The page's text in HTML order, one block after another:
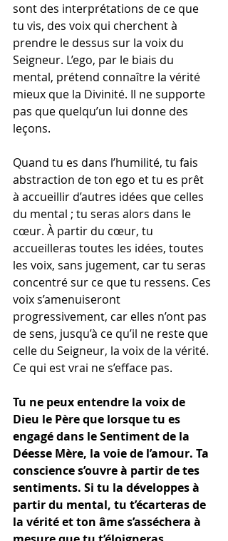
sont des interprétations de ce que
tu vis, des voix qui cherchent à
prendre le dessus sur la voix du
Seigneur. L’ego, par le biais du
mental, prétend connaître la vérité
mieux que la Divinité. Il ne supporte
pas que quelqu’un lui donne des
leçons.
Quand tu es dans l’humilité, tu fais
abstraction de ton ego et tu es prêt
à accueillir d’autres idées que celles
du mental ; tu seras alors dans le
cœur. À partir du cœur, tu
accueilleras toutes les idées, toutes
les voix, sans jugement, car tu seras
concentré sur ce que tu ressens. Ces
voix s’amenuiseront
progressivement, car elles n’ont pas
de sens, jusqu’à ce qu’il ne reste que
celle du Seigneur, la voix de la vérité.
Ce qui est vrai ne s’efface pas.
Tu ne peux entendre la voix de
Dieu le Père que lorsque tu es
engagé dans le Sentiment de la
Déesse Mère, la voie de l’amour. Ta
conscience s’ouvre à partir de tes
sentiments. Si tu la développes à
partir du mental, tu t’écarteras de
la vérité et ton âme s’asséchera à